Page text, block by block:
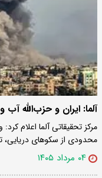
آلما: ایران و حزب‌الله
مرکز تحقیقاتی آلما اعلام
محدودی از سکوهای
۰۴ مرداد ۱۴۰۵